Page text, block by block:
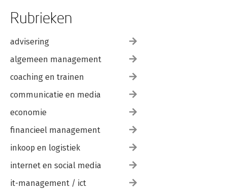
Rubrieken
advisering
algemeen management
coaching en trainen
communicatie en media
economie
financieel management
inkoop en logistiek
internet en social media
it-management / ict